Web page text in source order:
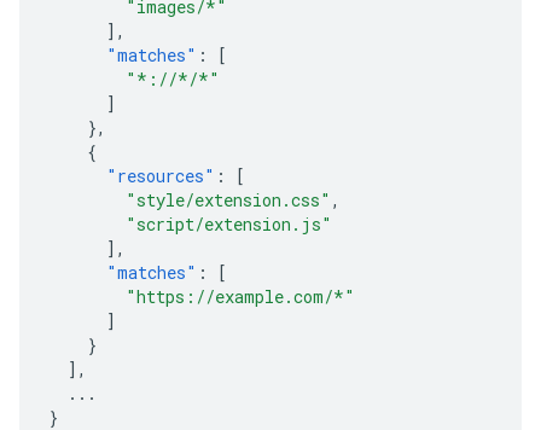
"images/*"
],
"matches" :
[
"*://*/*"
]
},
{
"resources" :
[
"style/extension.css" ,
"script/extension.js"
],
"matches" :
[
"https://example.com/*"
]
}
],
...
}